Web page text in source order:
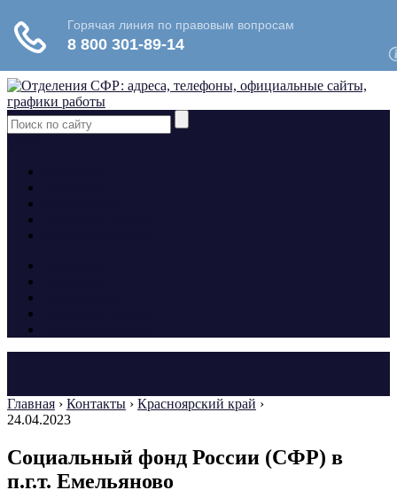
Главная › Контакты › Красноярский край ›
24.04.2023
Социальный фонд России (СФР) в
п.г.т. Емельяново